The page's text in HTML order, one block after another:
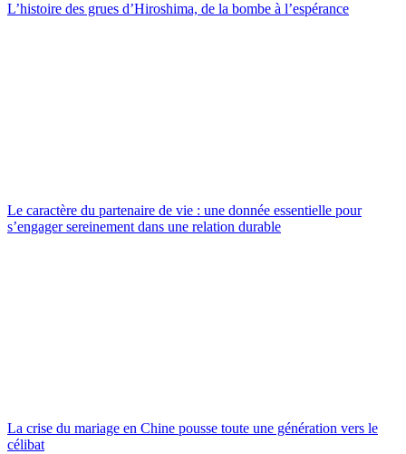
L’histoire des grues d’Hiroshima, de la bombe à l’espérance
Le caractère du partenaire de vie : une donnée essentielle pour
s’engager sereinement dans une relation durable
La crise du mariage en Chine pousse toute une génération vers le
célibat